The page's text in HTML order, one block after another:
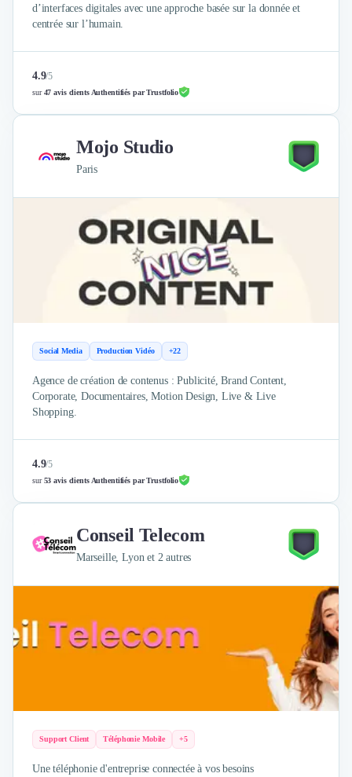
d’interfaces digitales avec une approche basée sur la donnée et
centrée sur l’humain.
4.9/5
sur47 avis clients Authentifiés par Trustfolio
Mojo Studio
Paris
Social Media Production Vidéo +22
Agence de création de contenus : Publicité, Brand Content,
Corporate, Documentaires, Motion Design, Live & Live
Shopping.
4.9/5
sur53 avis clients Authentifiés par Trustfolio
Conseil Telecom
Marseille, Lyon et 2 autres
Support Client Téléphonie Mobile +5
Une téléphonie d'entreprise connectée à vos besoins